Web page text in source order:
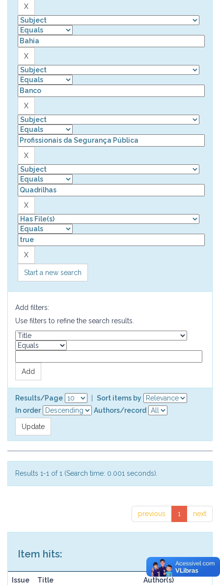
Start a new search
Add filters:
Use filters to refine the search results.
Results/Page
Sort items by
In order
Authors/record
Results 1-1 of 1 (Search time: 0.001 seconds).
previous 1 next
Item hits:
Issue
Title Author(s)